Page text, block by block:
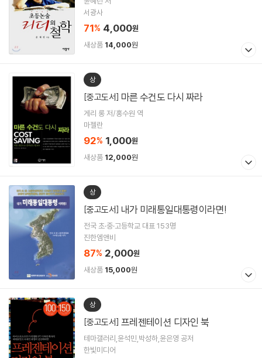
서광사
71% 4,000원
새상품 14,000원
상
[중고도서] 마른 수건도 다시 짜라
게리 롱 저/홍수원 역
마젤란
92% 1,000원
새상품 12,000원
상
[중고도서] 내가 미래통일대통령이라면!
전국 초·중·고등학교 대표 153명
진한엠앤비
87% 2,000원
새상품 15,000원
상
[중고도서] 프레젠테이션 디자인 북
테마갤러리,윤석민,박성하,윤은영 공저
한빛미디어